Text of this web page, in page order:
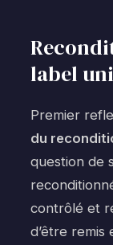
label
Premier
du
question de
contrôlé et
d’être